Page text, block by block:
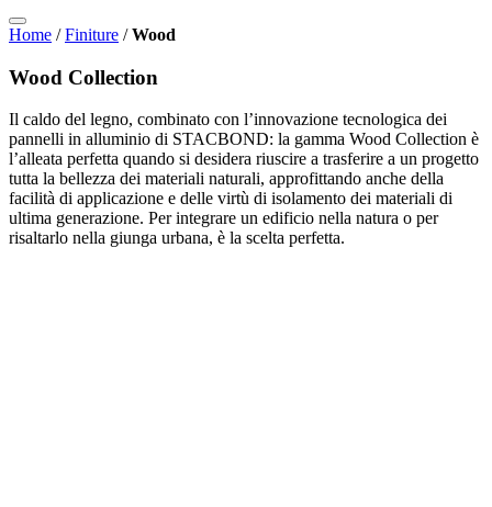
Home /Finiture /Wood
Wood Collection
Il caldo del legno, combinato con l’innovazione tecnologica dei
pannelli in alluminio di STACBOND: la gamma Wood Collection è
l’alleata perfetta quando si desidera riuscire a trasferire a un progetto
tutta la bellezza dei materiali naturali, approfittando anche della
facilità di applicazione e delle virtù di isolamento dei materiali di
ultima generazione. Per integrare un edificio nella natura o per
risaltarlo nella giunga urbana, è la scelta perfetta.